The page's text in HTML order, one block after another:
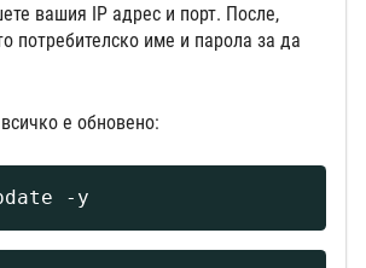
вашия IP адрес и порт. После,
потребителско име и парола за да
е обновено:
-y